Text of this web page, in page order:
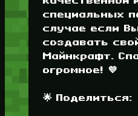
специальных
случае если
создавать
Майнкрафт.
огромное! 💜
🌟 Поделиться: